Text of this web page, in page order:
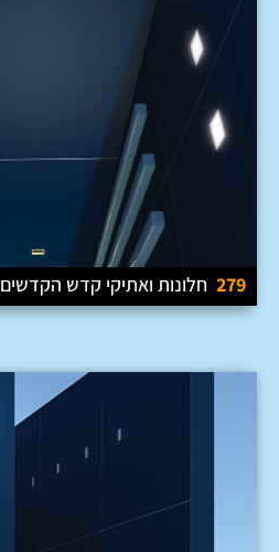
279 חלונות ואתיקי קדש הקדשים